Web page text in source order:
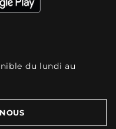
du lundi au